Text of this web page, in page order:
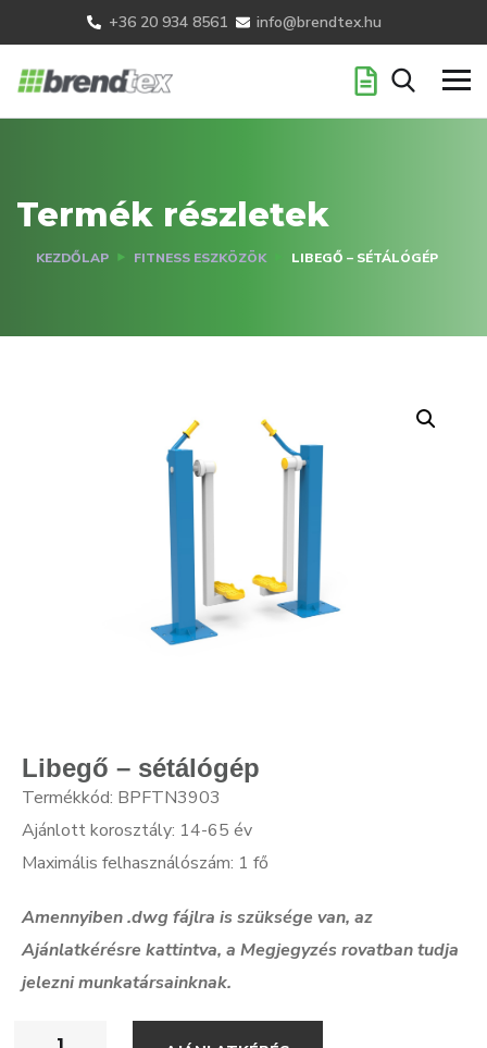
+36 20 934 8561 info@brendtex.hu
Termék részletek
KEZDŐLAP FITNESS ESZKÖZÖK LIBEGŐ – SÉTÁLÓGÉP
Libegő – sétálógép
Termékkód: BPFTN3903
Ajánlott korosztály: 14-65 év
Maximális felhasználószám: 1 fő
Amennyiben .dwg fájlra is szüksége van, az
Ajánlatkérésre kattintva, a Megjegyzés rovatban tudja
jelezni munkatársainknak.